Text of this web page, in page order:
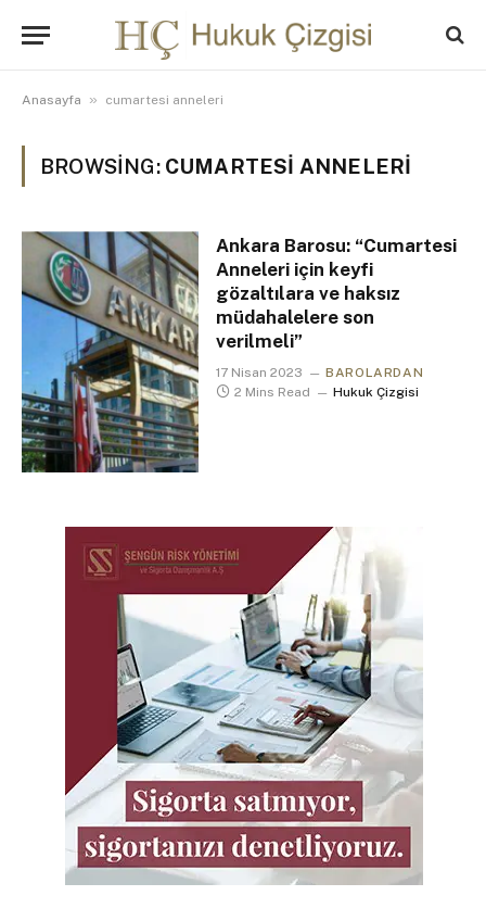
Anasayfa » cumartesi anneleri
BROWSING: CUMARTESI ANNELERI
Ankara Barosu: “Cumartesi
Anneleri için keyfi
gözaltılara ve haksız
müdahalelere son
verilmeli”
17 Nisan 2023
BAROLARDAN
2 Mins Read
Hukuk Çizgisi